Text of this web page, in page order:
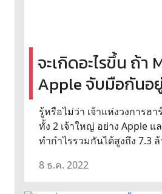
จะเกิดอะไรขึ้น ถ้า
Apple จับมือกันอ
รู้หรือไม่ว่า เจ้าแห่งวงการฮ
ทั้ง 2 เจ้าใหญ่ อย่าง Apple
ทำกำไรรวมกันได้สูงถึง 7.3
8 ธ.ค. 2022